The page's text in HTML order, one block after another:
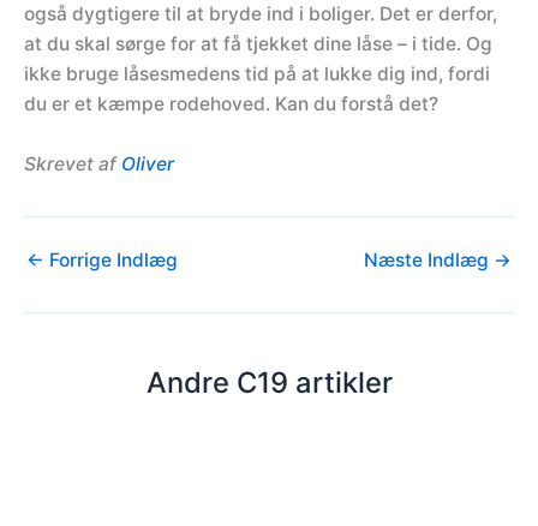
også dygtigere til at bryde ind i boliger. Det er derfor,
at du skal sørge for at få tjekket dine låse – i tide. Og
ikke bruge låsesmedens tid på at lukke dig ind, fordi
du er et kæmpe rodehoved. Kan du forstå det?
Skrevet af Oliver
← Forrige Indlæg Næste Indlæg →
Andre C19 artikler